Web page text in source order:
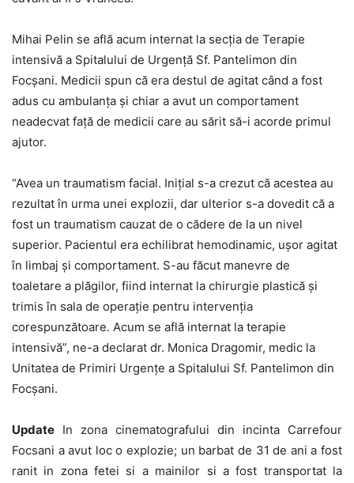
Mihai Pelin se află acum internat la secția de Terapie
intensivă a Spitalului de Urgență Sf. Pantelimon din
Focșani. Medicii spun că era destul de agitat când a fost
adus cu ambulanța și chiar a avut un comportament
neadecvat față de medicii care au sărit să-i acorde primul
ajutor.
“Avea un traumatism facial. Inițial s-a crezut că acestea au
rezultat în urma unei explozii, dar ulterior s-a dovedit că a
fost un traumatism cauzat de o cădere de la un nivel
superior. Pacientul era echilibrat hemodinamic, ușor agitat
în limbaj și comportament. S-au făcut manevre de
toaletare a plăgilor, fiind internat la chirurgie plastică și
trimis în sala de operație pentru intervenția
corespunzătoare. Acum se află internat la terapie
intensivă”, ne-a declarat dr. Monica Dragomir, medic la
Unitatea de Primiri Urgențe a Spitalului Sf. Pantelimon din
Focșani.
Update In zona cinematografului din incinta Carrefour
Focsani a avut loc o explozie; un barbat de 31 de ani a fost
ranit in zona fetei si a mainilor si a fost transportat la